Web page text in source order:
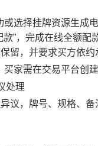
或选择挂牌资源生成
款”，完成在线全额
留，并要求买方依
买家需在交易平台创
处理
议，牌号、规格、